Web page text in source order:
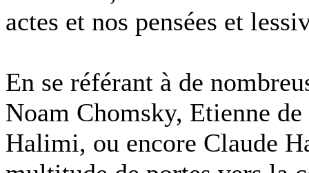
actes et nos pensées et
En se référant à de
Noam Chomsky, Etienne
Halimi, ou encore Claude